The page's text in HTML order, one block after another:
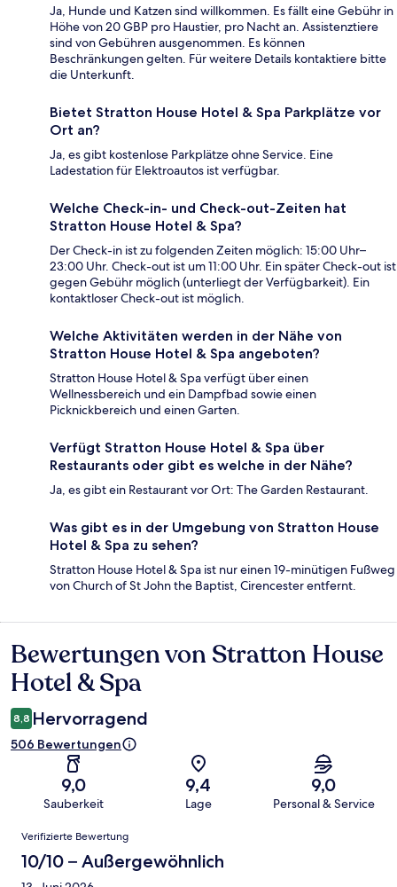
Ja, Hunde und Katzen sind willkommen. Es fällt eine Gebühr in
Höhe von 20 GBP pro Haustier, pro Nacht an. Assistenztiere
sind von Gebühren ausgenommen. Es können
Beschränkungen gelten. Für weitere Details kontaktiere bitte
die Unterkunft.
Bietet Stratton House Hotel & Spa Parkplätze vor
Ort an?
Ja, es gibt kostenlose Parkplätze ohne Service. Eine
Ladestation für Elektroautos ist verfügbar.
Welche Check-in- und Check-out-Zeiten hat
Stratton House Hotel & Spa?
Der Check-in ist zu folgenden Zeiten möglich: 15:00 Uhr–
23:00 Uhr. Check-out ist um 11:00 Uhr. Ein später Check-out ist
gegen Gebühr möglich (unterliegt der Verfügbarkeit). Ein
kontaktloser Check-out ist möglich.
Welche Aktivitäten werden in der Nähe von
Stratton House Hotel & Spa angeboten?
Stratton House Hotel & Spa verfügt über einen
Wellnessbereich und ein Dampfbad sowie einen
Picknickbereich und einen Garten.
Verfügt Stratton House Hotel & Spa über
Restaurants oder gibt es welche in der Nähe?
Ja, es gibt ein Restaurant vor Ort: The Garden Restaurant.
Was gibt es in der Umgebung von Stratton House
Hotel & Spa zu sehen?
Stratton House Hotel & Spa ist nur einen 19-minütigen Fußweg
von Church of St John the Baptist, Cirencester entfernt.
Bewertungen
Bewertungen von Stratton House
Hotel & Spa
8,8 Hervorragend
506 Bewertungen
9,0
Sauberkeit
9,4
Lage
9,0
Personal & Service
Bewertungen
Verifizierte Bewertung
10/10 – Außergewöhnlich